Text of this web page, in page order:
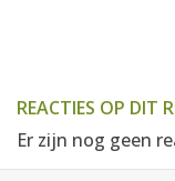
REACTIES OP DIT
Er zijn nog geen